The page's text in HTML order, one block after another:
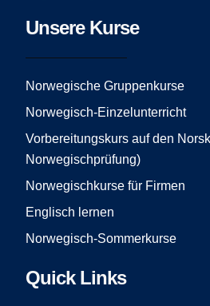
e
o
o
t
g
r
m
t
e
Unsere Kurse
Norwegische Gruppenkurse
Norwegisch-Einzelunterricht
Vorbereitungskurs auf den
Norwegischprüfung)
Norwegischkurse für Firmen
Englisch lernen
Norwegisch-Sommerkurse
Quick Links